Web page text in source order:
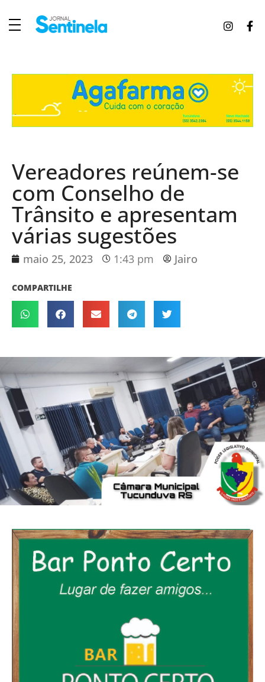
Vereadores reúnem-se
com Conselho de
Trânsito e apresentam
várias sugestões
maio 25, 2023 1:43 pm Jairo
COMPARTILHE